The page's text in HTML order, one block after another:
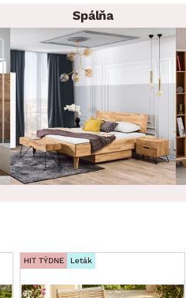
Spálňa
HIT TÝDNE Leták